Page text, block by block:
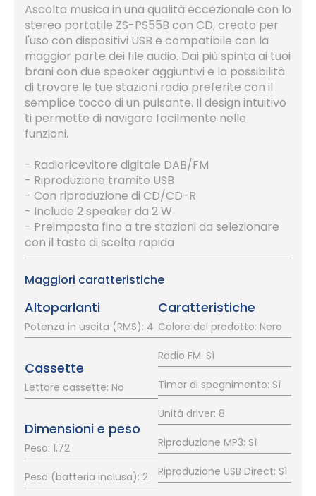
Ascolta musica in una qualità eccezionale con lo
stereo portatile ZS-PS55B con CD, creato per
l'uso con dispositivi USB e compatibile con la
maggior parte dei file audio. Dai più spinta ai tuoi
brani con due speaker aggiuntivi e la possibilità
di trovare le tue stazioni radio preferite con il
semplice tocco di un pulsante. Il design intuitivo
ti permette di navigare facilmente nelle
funzioni.
- Radioricevitore digitale DAB/FM
- Riproduzione tramite USB
- Con riproduzione di CD/CD-R
- Include 2 speaker da 2 W
- Preimposta fino a tre stazioni da selezionare
con il tasto di scelta rapida
Maggiori caratteristiche
Altoparlanti
Potenza in uscita (RMS): 4
Cassette
Lettore cassette: No
Dimensioni e peso
Peso: 1,72
Peso (batteria inclusa): 2
Caratteristiche
Colore del prodotto: Nero
Radio FM: Sì
Timer di spegnimento: Sì
Unità driver: 8
Riproduzione MP3: Sì
Riproduzione USB Direct: Sì